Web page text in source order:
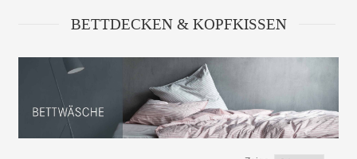
BETTDECKEN & KOPFKISSEN